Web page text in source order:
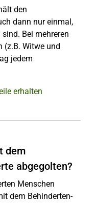
den
dann nur einmal,
Bei mehreren
(z.B. Witwe und
jedem
erhalten
dem
abgegolten?
Menschen
dem Behinderten-